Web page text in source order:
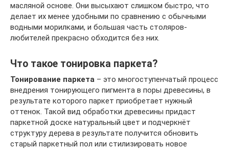
масляной основе. Они высыхают слишком быстро, что
делает их менее удобными по сравнению с обычными
водными морилками, и большая часть столяров-
любителей прекрасно обходится без них.
Что такое тонировка паркета?
Тонирование паркета – это многоступенчатый процесс
внедрения тонирующего пигмента в поры древесины, в
результате которого паркет приобретает нужный
оттенок. Такой вид обработки древесины придаст
паркетной доске натуральный цвет и подчеркнёт
структуру дерева в результате получится обновить
старый паркетный пол или стилизировать новое